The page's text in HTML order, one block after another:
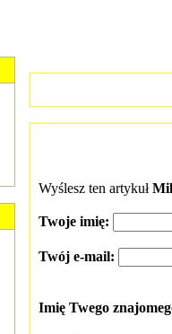
Wyślesz ten artykuł
Twoje imię:
Twój e-mail:
Imię Twego